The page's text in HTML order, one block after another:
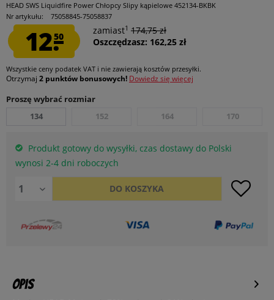
HEAD SWS Liquidfire Power Chłopcy Slipy kąpielowe 452134-BKBK
Nr artykułu:
75058845-75058837
12.50
zamiast1 174,75 zł
Oszczędzasz: 162,25 zł
Wszystkie ceny podatek VAT i nie zawierają kosztów przesyłki.
Otrzymaj 2 punktów bonusowych! Dowiedz się więcej
Proszę wybrać rozmiar
134
152 164 170
Produkt gotowy do wysyłki, czas dostawy do Polski
wynosi 2-4 dni roboczych
DO KOSZYKA
Opis